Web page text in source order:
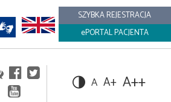
SZYBKA REJESTRACJA
ePORTAL PACJENTA
A A+ A++